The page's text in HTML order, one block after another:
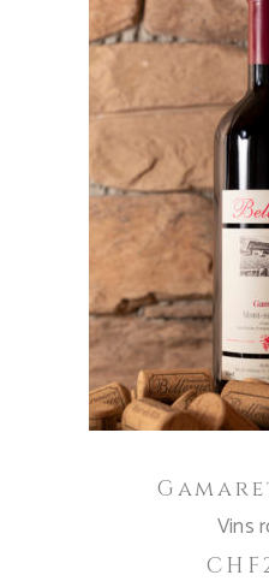
LIRE
Vins
CHF